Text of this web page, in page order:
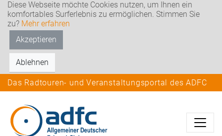
Diese Webseite möchte Cookies nutzen, um Ihnen ein
komfortables Surferlebnis zu ermöglichen. Stimmen Sie
zu? Mehr erfahren
Akzeptieren
Ablehnen
Das Radtouren- und Veranstaltungsportal des ADFC